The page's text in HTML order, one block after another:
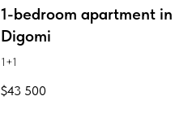
1-bedroom apartment
Digomi
1+1
$43 500